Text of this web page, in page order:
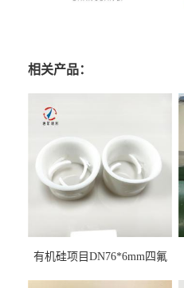
相关产品：
有机硅项目DN76*6mm四氟